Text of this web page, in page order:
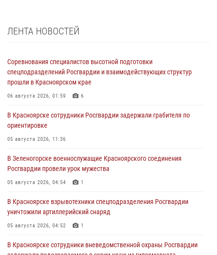
ЛЕНТА НОВОСТЕЙ
Соревнования специалистов высотной подготовки
спецподразделений Росгвардии и взаимодействующих структур
прошли в Красноярском крае
06 августа 2026, 01:59 6
В Красноярске сотрудники Росгвардии задержали грабителя по
ориентировке
05 августа 2026, 11:36
В Зеленогорске военнослужащие Красноярского соединения
Росгвардии провели урок мужества
05 августа 2026, 04:54 1
В Красноярске взрывотехники спецподразделения Росгвардии
уничтожили артиллерийский снаряд
05 августа 2026, 04:52 1
В Красноярске сотрудники вневедомственной охраны Росгвардии